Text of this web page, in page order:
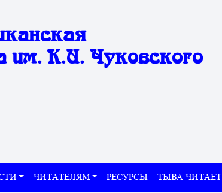
им. К.И. Чуковского
ЧИТАТЕЛЯМ РЕСУРСЫ ТЫВА ЧИТАЕТ